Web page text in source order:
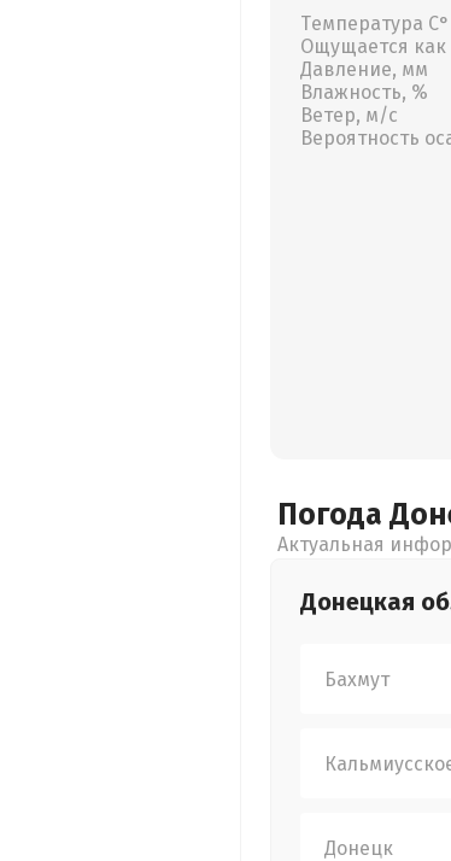
Температура С°
Ощущается как
Давление, мм
Влажность, %
Ветер, м/с
Вероятность
Погода
Актуальная
Донецкая
Бахмут
Донецк